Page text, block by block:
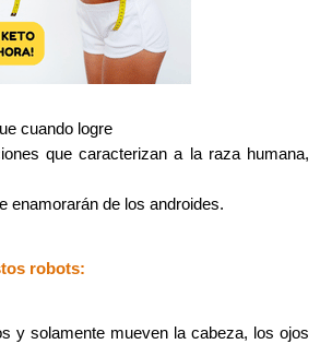
cuando logre
que caracterizan a la raza humana,
enamorarán de los androides.
robots:
y solamente mueven la cabeza, los ojos